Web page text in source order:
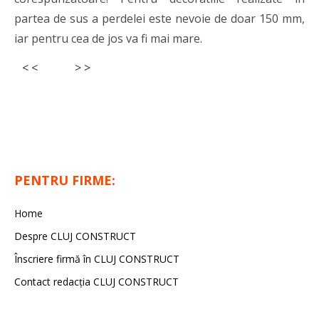
partea de sus a perdelei este nevoie de doar 150 mm,
iar pentru cea de jos va fi mai mare.
< <
> >
PENTRU FIRME:
Home
Despre CLUJ CONSTRUCT
Înscriere firmă în CLUJ CONSTRUCT
Contact redacția CLUJ CONSTRUCT